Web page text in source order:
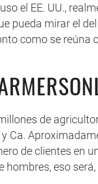
el EE. UU.,
pueda mirar el
como se reúna
de
Ca.
de clientes en
eso